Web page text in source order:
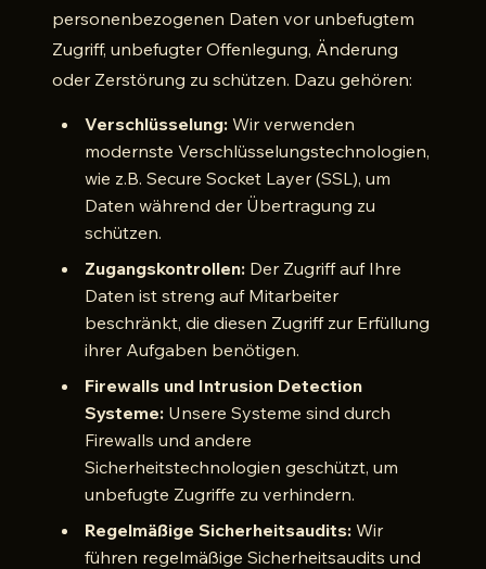
personenbezogenen Daten vor unbefugtem
Zugriff, unbefugter Offenlegung, Änderung
oder Zerstörung zu schützen. Dazu gehören:
Verschlüsselung: Wir verwenden
modernste Verschlüsselungstechnologien,
wie z.B. Secure Socket Layer (SSL), um
Daten während der Übertragung zu
schützen.
Zugangskontrollen: Der Zugriff auf Ihre
Daten ist streng auf Mitarbeiter
beschränkt, die diesen Zugriff zur Erfüllung
ihrer Aufgaben benötigen.
Firewalls und Intrusion Detection
Systeme: Unsere Systeme sind durch
Firewalls und andere
Sicherheitstechnologien geschützt, um
unbefugte Zugriffe zu verhindern.
Regelmäßige Sicherheitsaudits: Wir
führen regelmäßige Sicherheitsaudits und